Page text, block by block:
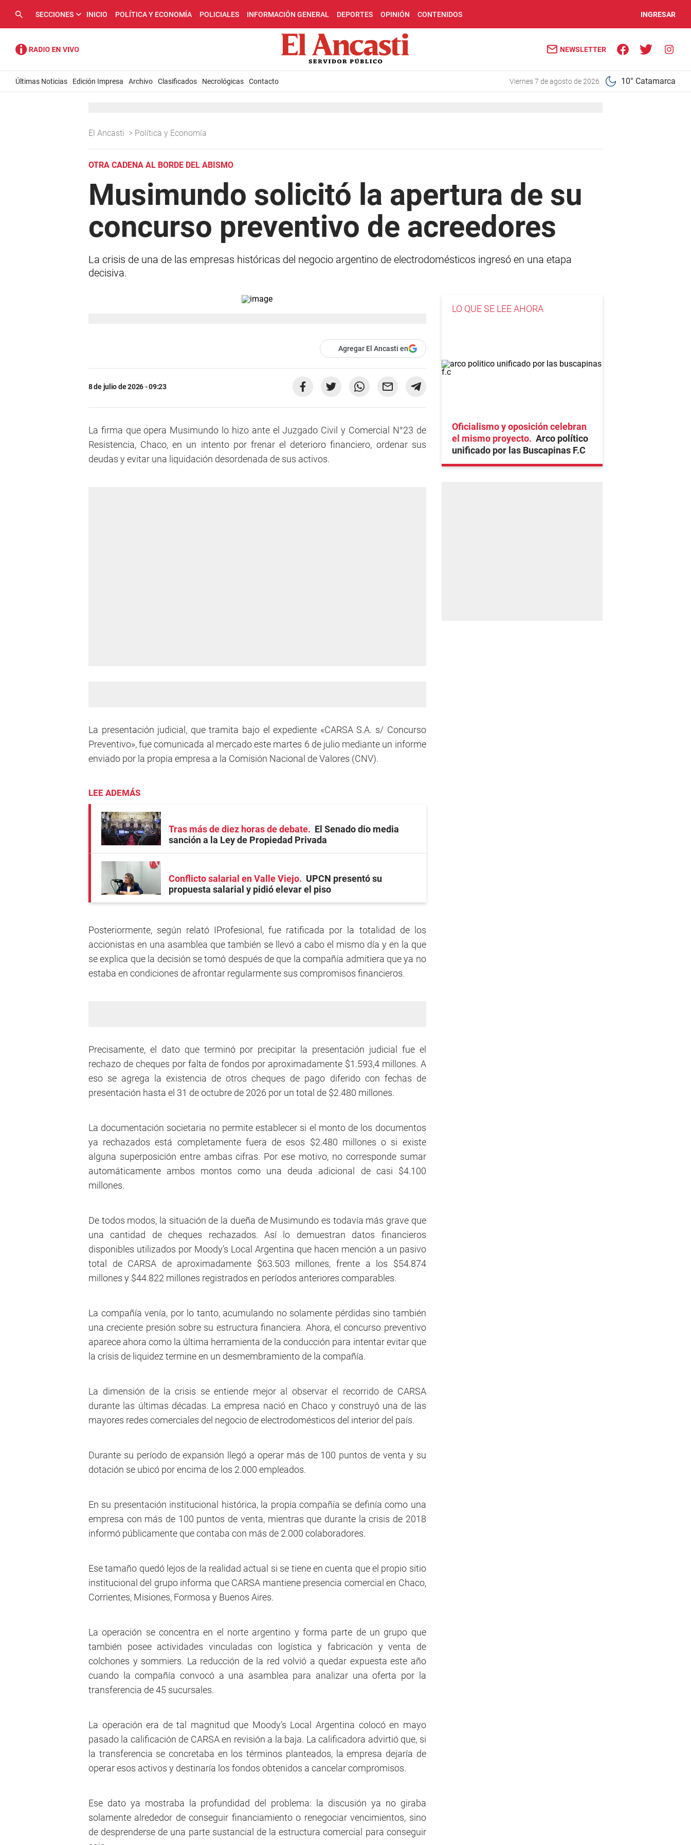
SECCIONES INICIO POLÍTICA Y ECONOMÍA POLICIALES INFORMACIÓN GENERAL DEPORTES OPINIÓN CONTENIDOS INGRESAR
NEWSLETTER
Últimas Noticias Edición Impresa Archivo Clasificados Necrológicas Contacto viernes 7 de agosto de 2026 10° Catamarca
El Ancasti > Política y Economía
OTRA CADENA AL BORDE DEL ABISMO
Musimundo solicitó la apertura de su
concurso preventivo de acreedores
La crisis de una de las empresas históricas del negocio argentino de electrodomésticos ingresó en una etapa
decisiva.
Agregar El Ancasti en
8 de julio de 2026 - 09:23
La firma que opera Musimundo lo hizo ante el Juzgado Civil y Comercial N°23 de
Resistencia, Chaco, en un intento por frenar el deterioro financiero, ordenar sus
deudas y evitar una liquidación desordenada de sus activos.
La presentación judicial, que tramita bajo el expediente «CARSA S.A. s/ Concurso
Preventivo», fue comunicada al mercado este martes 6 de julio mediante un informe
enviado por la propia empresa a la Comisión Nacional de Valores (CNV).
LEE ADEMÁS
Tras más de diez horas de debate
El Senado dio media
sanción a la Ley de Propiedad Privada
Conflicto salarial en Valle Viejo
UPCN presentó su
propuesta salarial y pidió elevar el piso
Posteriormente, según relató IProfesional, fue ratificada por la totalidad de los
accionistas en una asamblea que también se llevó a cabo el mismo día y en la que
se explica que la decisión se tomó después de que la compañía admitiera que ya no
estaba en condiciones de afrontar regularmente sus compromisos financieros.
Precisamente, el dato que terminó por precipitar la presentación judicial fue el
rechazo de cheques por falta de fondos por aproximadamente $1.593,4 millones. A
eso se agrega la existencia de otros cheques de pago diferido con fechas de
presentación hasta el 31 de octubre de 2026 por un total de $2.480 millones.
La documentación societaria no permite establecer si el monto de los documentos
ya rechazados está completamente fuera de esos $2.480 millones o si existe
alguna superposición entre ambas cifras. Por ese motivo, no corresponde sumar
automáticamente ambos montos como una deuda adicional de casi $4.100
millones.
De todos modos, la situación de la dueña de Musimundo es todavía más grave que
una cantidad de cheques rechazados. Así lo demuestran datos financieros
disponibles utilizados por Moody’s Local Argentina que hacen mención a un pasivo
total de CARSA de aproximadamente $63.503 millones, frente a los $54.874
millones y $44.822 millones registrados en períodos anteriores comparables.
La compañía venía, por lo tanto, acumulando no solamente pérdidas sino también
una creciente presión sobre su estructura financiera. Ahora, el concurso preventivo
aparece ahora como la última herramienta de la conducción para intentar evitar que
la crisis de liquidez termine en un desmembramiento de la compañía.
La dimensión de la crisis se entiende mejor al observar el recorrido de CARSA
durante las últimas décadas. La empresa nació en Chaco y construyó una de las
mayores redes comerciales del negocio de electrodomésticos del interior del país.
Durante su período de expansión llegó a operar más de 100 puntos de venta y su
dotación se ubicó por encima de los 2.000 empleados.
En su presentación institucional histórica, la propia compañía se definía como una
empresa con más de 100 puntos de venta, mientras que durante la crisis de 2018
informó públicamente que contaba con más de 2.000 colaboradores.
Ese tamaño quedó lejos de la realidad actual si se tiene en cuenta que el propio sitio
institucional del grupo informa que CARSA mantiene presencia comercial en Chaco,
Corrientes, Misiones, Formosa y Buenos Aires.
La operación se concentra en el norte argentino y forma parte de un grupo que
también posee actividades vinculadas con logística y fabricación y venta de
colchones y sommiers. La reducción de la red volvió a quedar expuesta este año
cuando la compañía convocó a una asamblea para analizar una oferta por la
transferencia de 45 sucursales.
La operación era de tal magnitud que Moody’s Local Argentina colocó en mayo
pasado la calificación de CARSA en revisión a la baja. La calificadora advirtió que, si
la transferencia se concretaba en los términos planteados, la empresa dejaría de
operar esos activos y destinaría los fondos obtenidos a cancelar compromisos.
Ese dato ya mostraba la profundidad del problema: la discusión ya no giraba
solamente alrededor de conseguir financiamiento o renegociar vencimientos, sino
de desprenderse de una parte sustancial de la estructura comercial para conseguir
LO QUE SE LEE AHORA
Oficialismo y oposición celebran
el mismo proyecto
Arco político
unificado por las Buscapinas F.C